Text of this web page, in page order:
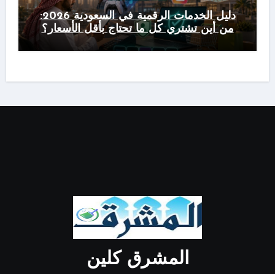
دليل الخدمات الرقمية في السعودية 2026:
من أين تشتري كل ما تحتاج بأقل الأسعار؟
المشرق كلين